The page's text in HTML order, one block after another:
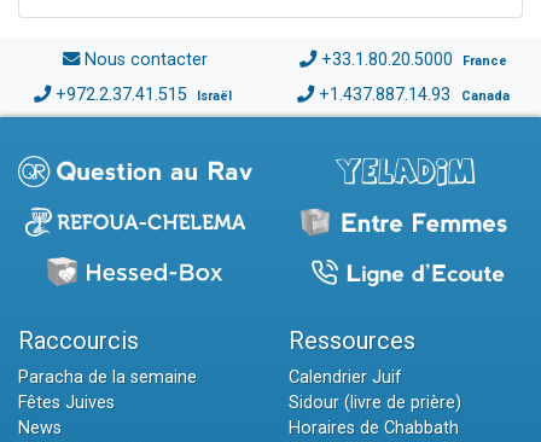
Nous contacter +33.1.80.20.5000 France
+972.2.37.41.515 Israël +1.437.887.14.93 Canada
Raccourcis
Paracha de la semaine
Fêtes Juives
News
Ressources
Calendrier Juif
Sidour (livre de prière)
Horaires de Chabbath